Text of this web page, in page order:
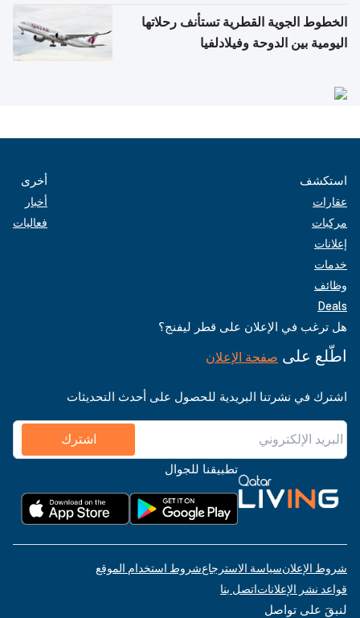
الخطوط الجوية القطرية تستأنف رحلاتها
اليومية بين الدوحة وفيلادلفيا
استكشف
عقارات
مركبات
إعلانات
خدمات
وظائف
Deals
أخرى
أخبار
فعاليات
هل ترغب في الإعلان على قطر ليفنج؟
اطّلع على صفحة الإعلان
اشترك في نشرتنا البريدية للحصول على أحدث التحديثات
اشترك
تطبيقنا للجوال
شروط الإعلانسياسة الاسترجاعشروط استخدام الموقع
قواعد نشر الإعلاناتاتصل بنا
لنبقَ على تواصل